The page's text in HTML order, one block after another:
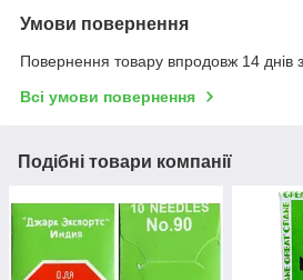
Умови повернення
Повернення товару впродовж 14 днів
Всі умови повернення
Подібні товари компанії